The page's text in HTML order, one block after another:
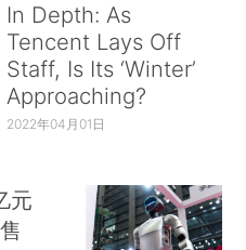
In Depth: As
Tencent Lays Off
Staff, Is Its ‘Winter’
Approaching?
2022年04月01日
元